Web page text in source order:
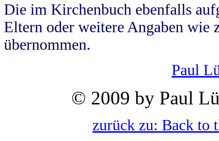
Die im Kirchenbuch ebenfalls
Eltern oder weitere Angaben wie
übernommen.
Paul
© 2009 by Paul
zurück zu: Back to